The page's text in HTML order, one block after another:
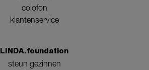
colofon
klantenservice
LINDA.foundation
steun gezinnen